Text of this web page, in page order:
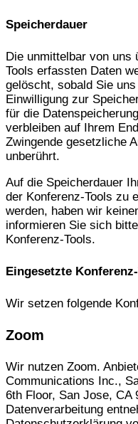
Speicherdauer
Die unmittelbar von uns
Tools erfassten Daten
gelöscht, sobald Sie
Einwilligung zur
für die
verbleiben auf Ihrem
Zwingende gesetzliche
unberührt.
Auf die Speicherdauer
der Konferenz-Tools zu
werden, haben wir
informieren Sie sich
Konferenz-Tools.
Eingesetzte
Wir setzen folgende
Zoom
Wir nutzen Zoom.
Communications Inc.,
6th Floor, San Jose, CA
Datenverarbeitung